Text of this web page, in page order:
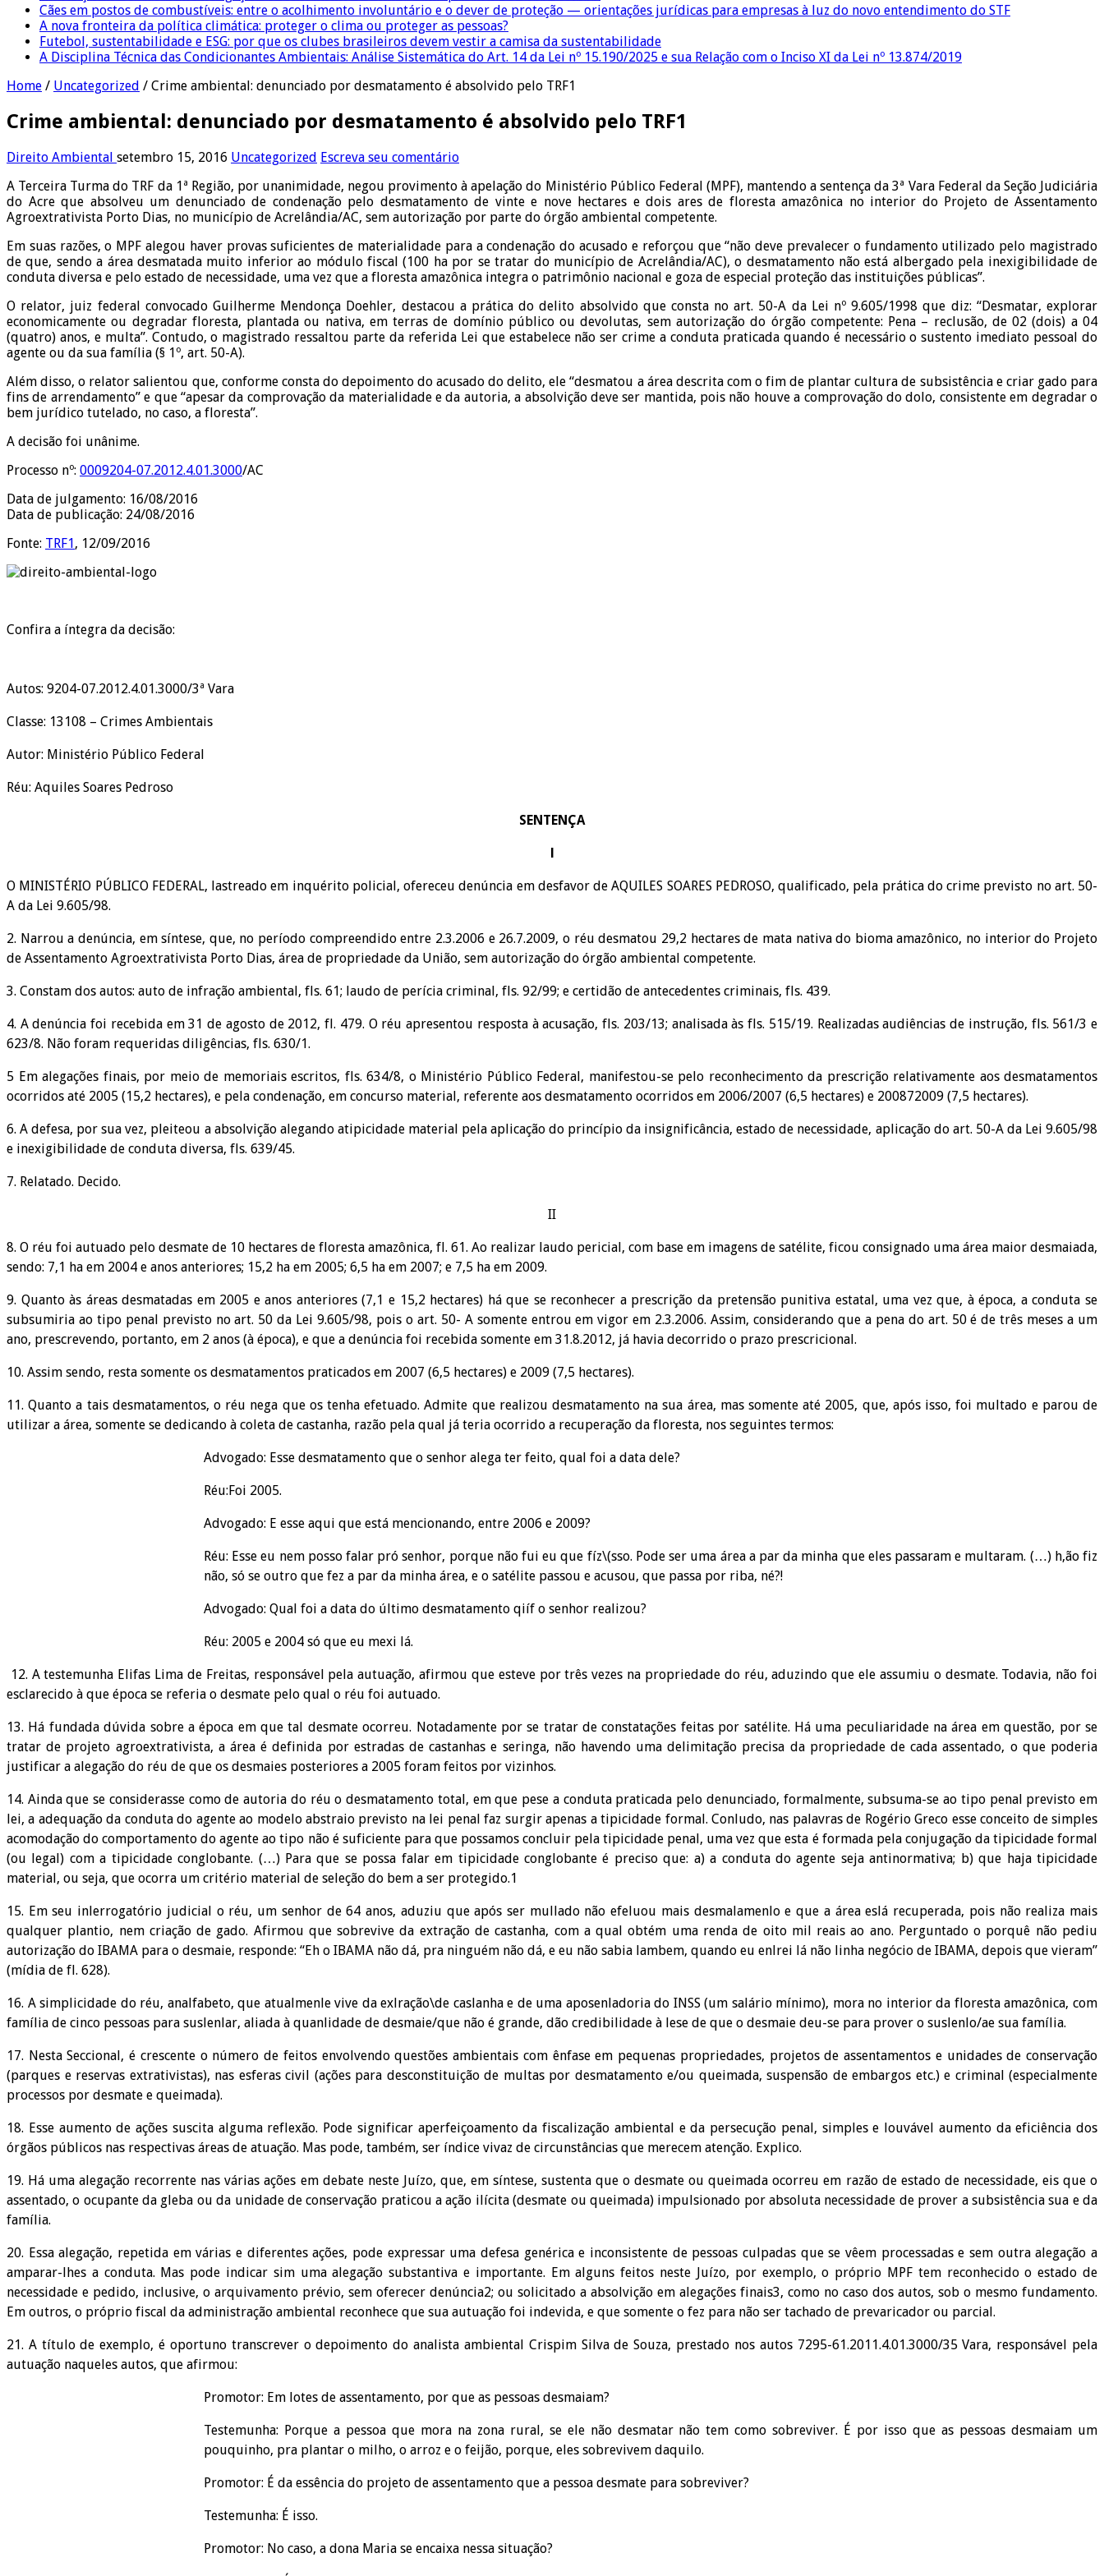
Cães em postos de combustíveis: entre o acolhimento involuntário e o dever de proteção — orientações jurídicas para empresas à luz do novo entendimento do STF
A nova fronteira da política climática: proteger o clima ou proteger as pessoas?
Futebol, sustentabilidade e ESG: por que os clubes brasileiros devem vestir a camisa da sustentabilidade
A Disciplina Técnica das Condicionantes Ambientais: Análise Sistemática do Art. 14 da Lei nº 15.190/2025 e sua Relação com o Inciso XI da Lei nº 13.874/2019
Home / Uncategorized / Crime ambiental: denunciado por desmatamento é absolvido pelo TRF1
Crime ambiental: denunciado por desmatamento é absolvido pelo TRF1
Direito Ambiental setembro 15, 2016 Uncategorized Escreva seu comentário
A Terceira Turma do TRF da 1ª Região, por unanimidade, negou provimento à apelação do Ministério Público Federal (MPF), mantendo a sentença da 3ª Vara Federal da Seção Judiciária
do Acre que absolveu um denunciado de condenação pelo desmatamento de vinte e nove hectares e dois ares de floresta amazônica no interior do Projeto de Assentamento
Agroextrativista Porto Dias, no município de Acrelândia/AC, sem autorização por parte do órgão ambiental competente.
Em suas razões, o MPF alegou haver provas suficientes de materialidade para a condenação do acusado e reforçou que “não deve prevalecer o fundamento utilizado pelo magistrado
de que, sendo a área desmatada muito inferior ao módulo fiscal (100 ha por se tratar do município de Acrelândia/AC), o desmatamento não está albergado pela inexigibilidade de
conduta diversa e pelo estado de necessidade, uma vez que a floresta amazônica integra o patrimônio nacional e goza de especial proteção das instituições públicas”.
O relator, juiz federal convocado Guilherme Mendonça Doehler, destacou a prática do delito absolvido que consta no art. 50-A da Lei nº 9.605/1998 que diz: “Desmatar, explorar
economicamente ou degradar floresta, plantada ou nativa, em terras de domínio público ou devolutas, sem autorização do órgão competente: Pena – reclusão, de 02 (dois) a 04
(quatro) anos, e multa”. Contudo, o magistrado ressaltou parte da referida Lei que estabelece não ser crime a conduta praticada quando é necessário o sustento imediato pessoal do
agente ou da sua família (§ 1º, art. 50-A).
Além disso, o relator salientou que, conforme consta do depoimento do acusado do delito, ele “desmatou a área descrita com o fim de plantar cultura de subsistência e criar gado para
fins de arrendamento” e que “apesar da comprovação da materialidade e da autoria, a absolvição deve ser mantida, pois não houve a comprovação do dolo, consistente em degradar o
bem jurídico tutelado, no caso, a floresta”.
A decisão foi unânime.
Processo nº: 0009204-07.2012.4.01.3000/AC
Data de julgamento: 16/08/2016
Data de publicação: 24/08/2016
Fonte: TRF1, 12/09/2016
Confira a íntegra da decisão:
Autos: 9204-07.2012.4.01.3000/3ª Vara
Classe: 13108 – Crimes Ambientais
Autor: Ministério Público Federal
Réu: Aquiles Soares Pedroso
SENTENÇA
l
O MINISTÉRIO PÚBLICO FEDERAL, lastreado em inquérito policial, ofereceu denúncia em desfavor de AQUILES SOARES PEDROSO, qualificado, pela prática do crime previsto no art. 50-
A da Lei 9.605/98.
2. Narrou a denúncia, em síntese, que, no período compreendido entre 2.3.2006 e 26.7.2009, o réu desmatou 29,2 hectares de mata nativa do bioma amazônico, no interior do Projeto
de Assentamento Agroextrativista Porto Dias, área de propriedade da União, sem autorização do órgão ambiental competente.
3. Constam dos autos: auto de infração ambiental, fls. 61; laudo de perícia criminal, fls. 92/99; e certidão de antecedentes criminais, fls. 439.
4. A denúncia foi recebida em 31 de agosto de 2012, fl. 479. O réu apresentou resposta à acusação, fls. 203/13; analisada às fls. 515/19. Realizadas audiências de instrução, fls. 561/3 e
623/8. Não foram requeridas diligências, fls. 630/1.
5 Em alegações finais, por meio de memoriais escritos, fls. 634/8, o Ministério Público Federal, manifestou-se pelo reconhecimento da prescrição relativamente aos desmatamentos
ocorridos até 2005 (15,2 hectares), e pela condenação, em concurso material, referente aos desmatamento ocorridos em 2006/2007 (6,5 hectares) e 200872009 (7,5 hectares).
6. A defesa, por sua vez, pleiteou a absolvição alegando atipicidade material pela aplicação do princípio da insignificância, estado de necessidade, aplicação do art. 50-A da Lei 9.605/98
e inexigibilidade de conduta diversa, fls. 639/45.
7. Relatado. Decido.
II
8. O réu foi autuado pelo desmate de 10 hectares de floresta amazônica, fl. 61. Ao realizar laudo pericial, com base em imagens de satélite, ficou consignado uma área maior desmaiada,
sendo: 7,1 ha em 2004 e anos anteriores; 15,2 ha em 2005; 6,5 ha em 2007; e 7,5 ha em 2009.
9. Quanto às áreas desmatadas em 2005 e anos anteriores (7,1 e 15,2 hectares) há que se reconhecer a prescrição da pretensão punitiva estatal, uma vez que, à época, a conduta se
subsumiria ao tipo penal previsto no art. 50 da Lei 9.605/98, pois o art. 50- A somente entrou em vigor em 2.3.2006. Assim, considerando que a pena do art. 50 é de três meses a um
ano, prescrevendo, portanto, em 2 anos (à época), e que a denúncia foi recebida somente em 31.8.2012, já havia decorrido o prazo prescricional.
10. Assim sendo, resta somente os desmatamentos praticados em 2007 (6,5 hectares) e 2009 (7,5 hectares).
11. Quanto a tais desmatamentos, o réu nega que os tenha efetuado. Admite que realizou desmatamento na sua área, mas somente até 2005, que, após isso, foi multado e parou de
utilizar a área, somente se dedicando à coleta de castanha, razão pela qual já teria ocorrido a recuperação da floresta, nos seguintes termos:
Advogado: Esse desmatamento que o senhor alega ter feito, qual foi a data dele?
Réu:Foi 2005.
Advogado: E esse aqui que está mencionando, entre 2006 e 2009?
Réu: Esse eu nem posso falar pró senhor, porque não fui eu que fíz\(sso. Pode ser uma área a par da minha que eles passaram e multaram. (…) h,ão fiz
não, só se outro que fez a par da minha área, e o satélite passou e acusou, que passa por riba, né?!
Advogado: Qual foi a data do último desmatamento qiíf o senhor realizou?
Réu: 2005 e 2004 só que eu mexi lá.
12. A testemunha Elifas Lima de Freitas, responsável pela autuação, afirmou que esteve por três vezes na propriedade do réu, aduzindo que ele assumiu o desmate. Todavia, não foi
esclarecido à que época se referia o desmate pelo qual o réu foi autuado.
13. Há fundada dúvida sobre a época em que tal desmate ocorreu. Notadamente por se tratar de constatações feitas por satélite. Há uma peculiaridade na área em questão, por se
tratar de projeto agroextrativista, a área é definida por estradas de castanhas e seringa, não havendo uma delimitação precisa da propriedade de cada assentado, o que poderia
justificar a alegação do réu de que os desmaies posteriores a 2005 foram feitos por vizinhos.
14. Ainda que se considerasse como de autoria do réu o desmatamento total, em que pese a conduta praticada pelo denunciado, formalmente, subsuma-se ao tipo penal previsto em
lei, a adequação da conduta do agente ao modelo abstraio previsto na lei penal faz surgir apenas a tipicidade formal. Conludo, nas palavras de Rogério Greco esse conceito de simples
acomodação do comportamento do agente ao tipo não é suficiente para que possamos concluir pela tipicidade penal, uma vez que esta é formada pela conjugação da tipicidade formal
(ou legal) com a tipicidade conglobante. (…) Para que se possa falar em tipicidade conglobante é preciso que: a) a conduta do agente seja antinormativa; b) que haja tipicidade
material, ou seja, que ocorra um critério material de seleção do bem a ser protegido.1
15. Em seu inlerrogatório judicial o réu, um senhor de 64 anos, aduziu que após ser mullado não efeluou mais desmalamenlo e que a área eslá recuperada, pois não realiza mais
qualquer plantio, nem criação de gado. Afirmou que sobrevive da extração de castanha, com a qual obtém uma renda de oito mil reais ao ano. Perguntado o porquê não pediu
autorização do IBAMA para o desmaie, responde: “Eh o IBAMA não dá, pra ninguém não dá, e eu não sabia lambem, quando eu enlrei lá não linha negócio de IBAMA, depois que vieram”
(mídia de fl. 628).
16. A simplicidade do réu, analfabeto, que atualmenle vive da exlração\de caslanha e de uma aposenladoria do INSS (um salário mínimo), mora no interior da floresta amazônica, com
família de cinco pessoas para suslenlar, aliada à quanlidade de desmaie/que não é grande, dão credibilidade à lese de que o desmaie deu-se para prover o suslenlo/ae sua família.
17. Nesta Seccional, é crescente o número de feitos envolvendo questões ambientais com ênfase em pequenas propriedades, projetos de assentamentos e unidades de conservação
(parques e reservas extrativistas), nas esferas civil (ações para desconstituição de multas por desmatamento e/ou queimada, suspensão de embargos etc.) e criminal (especialmente
processos por desmate e queimada).
18. Esse aumento de ações suscita alguma reflexão. Pode significar aperfeiçoamento da fiscalização ambiental e da persecução penal, simples e louvável aumento da eficiência dos
órgãos públicos nas respectivas áreas de atuação. Mas pode, também, ser índice vivaz de circunstâncias que merecem atenção. Explico.
19. Há uma alegação recorrente nas várias ações em debate neste Juízo, que, em síntese, sustenta que o desmate ou queimada ocorreu em razão de estado de necessidade, eis que o
assentado, o ocupante da gleba ou da unidade de conservação praticou a ação ilícita (desmate ou queimada) impulsionado por absoluta necessidade de prover a subsistência sua e da
família.
20. Essa alegação, repetida em várias e diferentes ações, pode expressar uma defesa genérica e inconsistente de pessoas culpadas que se vêem processadas e sem outra alegação a
amparar-lhes a conduta. Mas pode indicar sim uma alegação substantiva e importante. Em alguns feitos neste Juízo, por exemplo, o próprio MPF tem reconhecido o estado de
necessidade e pedido, inclusive, o arquivamento prévio, sem oferecer denúncia2; ou solicitado a absolvição em alegações finais3, como no caso dos autos, sob o mesmo fundamento.
Em outros, o próprio fiscal da administração ambiental reconhece que sua autuação foi indevida, e que somente o fez para não ser tachado de prevaricador ou parcial.
21. A título de exemplo, é oportuno transcrever o depoimento do analista ambiental Crispim Silva de Souza, prestado nos autos 7295-61.2011.4.01.3000/35 Vara, responsável pela
autuação naqueles autos, que afirmou:
Promotor: Em lotes de assentamento, por que as pessoas desmaiam?
Testemunha: Porque a pessoa que mora na zona rural, se ele não desmatar não tem como sobreviver. É por isso que as pessoas desmaiam um
pouquinho, pra plantar o milho, o arroz e o feijão, porque, eles sobrevivem daquilo.
Promotor: É da essência do projeto de assentamento que a pessoa desmate para sobreviver?
Testemunha: É isso.
Promotor: No caso, a dona Maria se encaixa nessa situação?